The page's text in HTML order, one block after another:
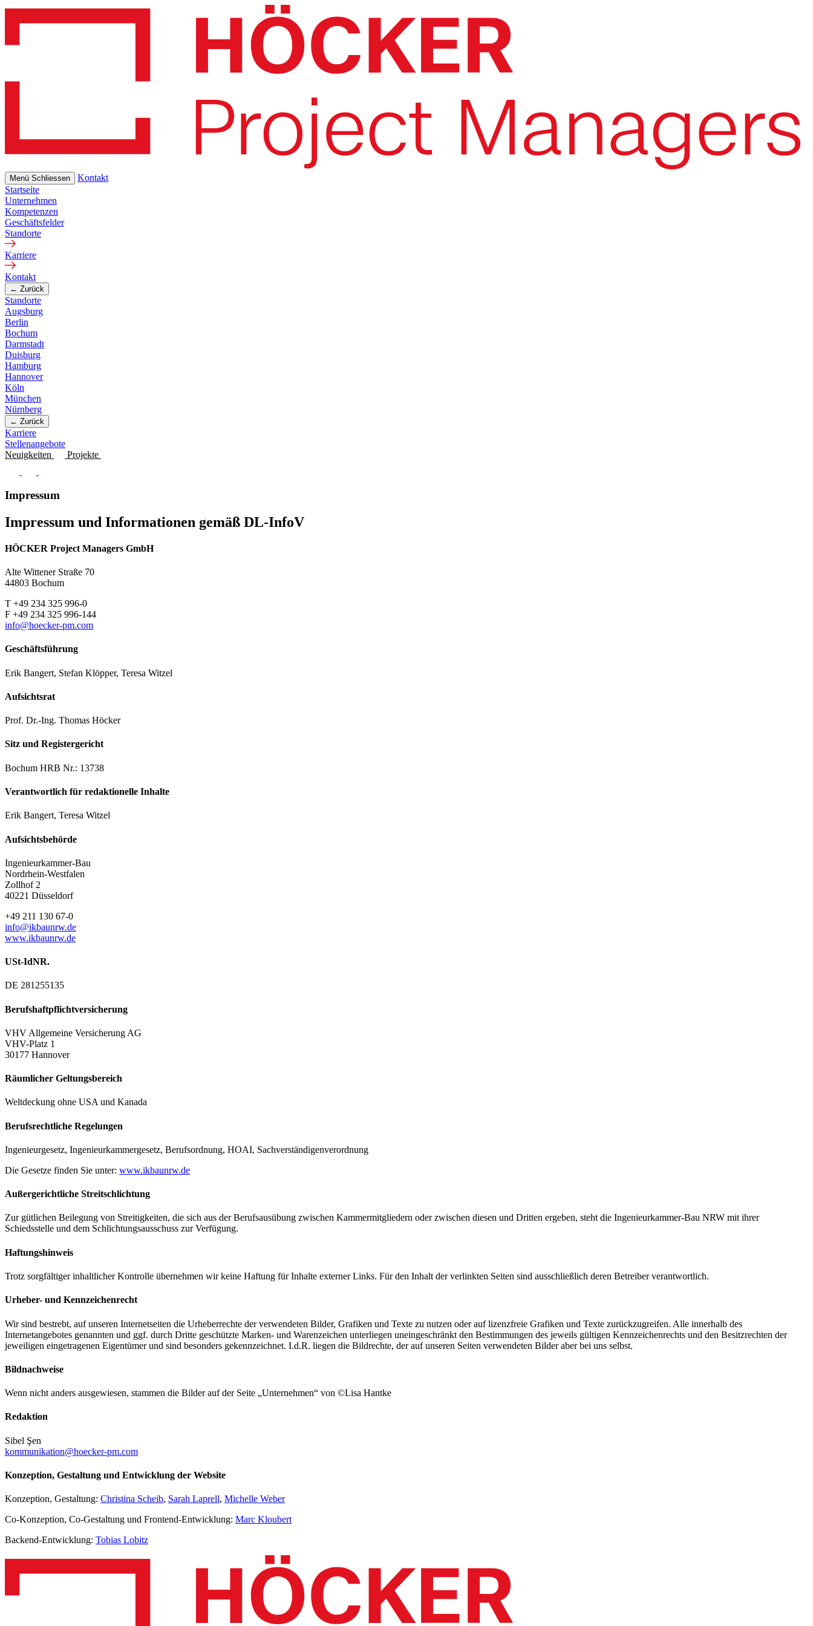
Skip
content
Menü Schliessen
Kontakt
Startseite
Unternehmen
Kompetenzen
Geschäftsfelder
Standorte
Karriere
Kontakt
← Zurück
Standorte
Augsburg
Berlin
Bochum
Darmstadt
Duisburg
Hamburg
Hannover
Köln
München
Nürnberg
← Zurück
Karriere
Stellenangebote
Neuigkeiten
Projekte
Impressum
Impressum und Informationen gemäß DL-InfoV
HÖCKER Project Managers GmbH
Alte Wittener Straße 70
44803 Bochum
T +49 234 325 996-0
F +49 234 325 996-144
info@hoecker-pm.com
Geschäftsführung
Erik Bangert, Stefan Klöpper, Teresa Witzel
Aufsichtsrat
Prof. Dr.-Ing. Thomas Höcker
Sitz und Registergericht
Bochum HRB Nr.: 13738
Verantwortlich für redaktionelle Inhalte
Erik Bangert, Teresa Witzel
Aufsichtsbehörde
Ingenieurkammer-Bau
Nordrhein-Westfalen
Zollhof 2
40221 Düsseldorf
+49 211 130 67-0
info@ikbaunrw.de
www.ikbaunrw.de
USt-IdNR.
DE 281255135
Berufshaftpflichtversicherung
VHV Allgemeine Versicherung AG
VHV-Platz 1
30177 Hannover
Räumlicher Geltungsbereich
Weltdeckung ohne USA und Kanada
Berufsrechtliche Regelungen
Ingenieurgesetz, Ingenieurkammergesetz, Berufsordnung, HOAI, Sachverständigenverordnung
Die Gesetze finden Sie unter: www.ikbaunrw.de
Außergerichtliche Streitschlichtung
Zur gütlichen Beilegung von Streitigkeiten, die sich aus der Berufsausübung zwischen Kammermitgliedern oder zwischen diesen und Dritten ergeben, steht die Ingenieurkammer-Bau NRW mit ihrer
Schiedsstelle und dem Schlichtungsausschuss zur Verfügung.
Haftungshinweis
Trotz sorgfältiger inhaltlicher Kontrolle übernehmen wir keine Haftung für Inhalte externer Links. Für den Inhalt der verlinkten Seiten sind ausschließlich deren Betreiber verantwortlich.
Urheber- und Kennzeichenrecht
Wir sind bestrebt, auf unseren Internetseiten die Urheberrechte der verwendeten Bilder, Grafiken und Texte zu nutzen oder auf lizenzfreie Grafiken und Texte zurückzugreifen. Alle innerhalb des
Internetangebotes genannten und ggf. durch Dritte geschützte Marken- und Warenzeichen unterliegen uneingeschränkt den Bestimmungen des jeweils gültigen Kennzeichenrechts und den Besitzrechten der
jeweiligen eingetragenen Eigentümer und sind besonders gekennzeichnet. I.d.R. liegen die Bildrechte, der auf unseren Seiten verwendeten Bilder aber bei uns selbst.
Bildnachweise
Wenn nicht anders ausgewiesen, stammen die Bilder auf der Seite „Unternehmen“ von ©Lisa Hantke
Redaktion
Sibel Şen
kommunikation@hoecker-pm.com
Konzeption, Gestaltung und Entwicklung der Website
Konzeption, Gestaltung: Christina Scheib, Sarah Laprell, Michelle Weber
Co-Konzeption, Co-Gestaltung und Frontend-Entwicklung: Marc Kloubert
Backend-Entwicklung: Tobias Lobitz